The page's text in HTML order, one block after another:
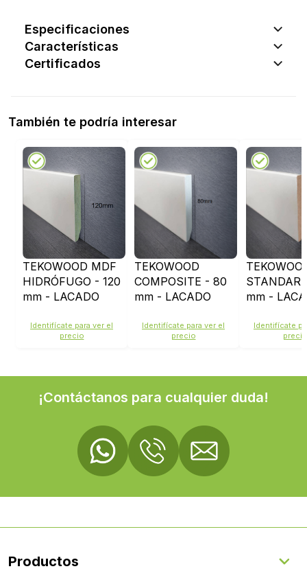
Especificaciones
Características
Certificados
También te podría interesar
TEKOWOOD MDF
HIDRÓFUGO - 120
mm - LACADO
Identifícate para ver el
precio
TEKOWOOD
COMPOSITE - 80
mm - LACADO
Identifícate para ver el
precio
mm -
Identifícate
precio
¡Contáctanos para cualquier duda!
Productos